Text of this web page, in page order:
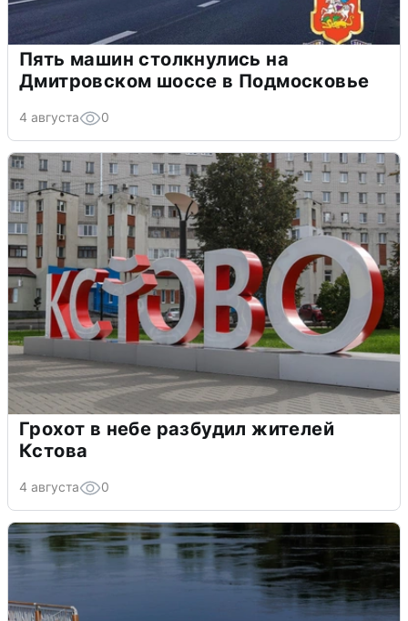
Пять машин столкнулись на
Дмитровском шоссе в Подмосковье
4 августа 0
Грохот в небе разбудил жителей
Кстова
4 августа 0